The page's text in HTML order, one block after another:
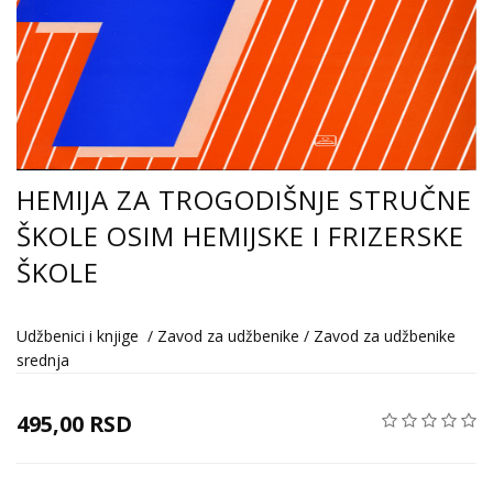
HEMIJA ZA TROGODIŠNJE STRUČNE
ŠKOLE OSIM HEMIJSKE I FRIZERSKE
ŠKOLE
Udžbenici i knjige / Zavod za udžbenike / Zavod za udžbenike
srednja
495,00 RSD